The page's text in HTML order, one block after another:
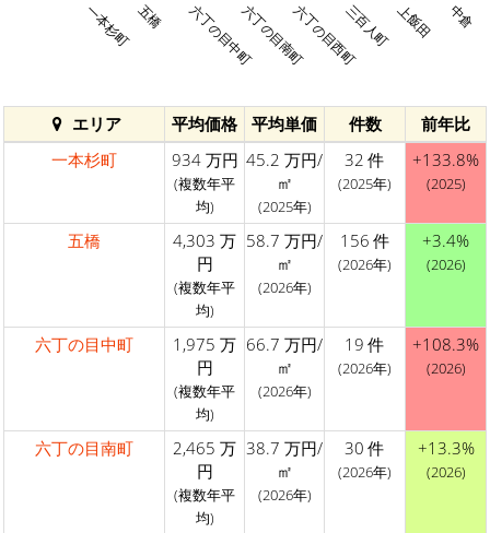
一本杉町 五橋 六丁の目中町六丁の目南町六丁の目西町三百人町 上飯田 中倉
エリア 平均価格 平均単価 件数
前年比
一本杉町
934 万円
(複数年平
均)
45.2 万円/
㎡
(2025年)
32 件
(2025年)
+133.8%
(2025)
五橋
4,303 万
円
(複数年平
均)
58.7 万円/
㎡
(2026年)
156 件
(2026年)
+3.4%
(2026)
六丁の目中町
1,975 万
円
(複数年平
均)
66.7 万円/
㎡
(2026年)
19 件
(2026年)
+108.3%
(2026)
六丁の目南町
2,465 万
円
(複数年平
均)
38.7 万円/
㎡
(2026年)
30 件
(2026年)
+13.3%
(2026)